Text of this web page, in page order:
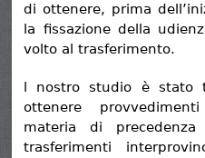
di ottenere, prima
la fissazione della
volto al trasferimento.
l nostro studio è
ottenere
materia di
trasferimenti